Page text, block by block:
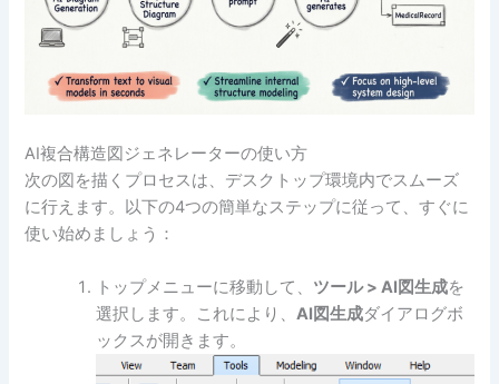
AI複合構造図ジェネレーターの使い方
次の図を描くプロセスは、デスクトップ環境内でスムーズ
に行えます。以下の4つの簡単なステップに従って、すぐに
使い始めましょう：
トップメニューに移動して、 ツール > AI図生成を
選択します。これにより、AI図生成ダイアログボ
ックスが開きます。